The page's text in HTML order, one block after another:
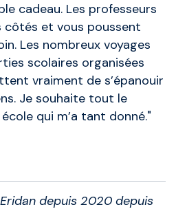
cadeau. Les professeurs
et vous poussent
Les nombreux voyages
scolaires organisées
vraiment de s’épanouir
Je souhaite tout le
qui m’a tant donné."
depuis 2020 depuis